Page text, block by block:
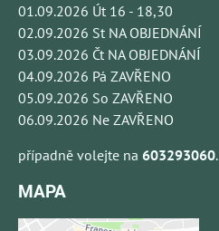
01.09.2026 Út 16 - 18,30
02.09.2026 St NA OBJEDNÁNÍ
03.09.2026 Čt NA OBJEDNÁNÍ
04.09.2026 Pá ZAVŘENO
05.09.2026 So ZAVŘENO
06.09.2026 Ne ZAVŘENO
případně volejte na 603293060.
MAPA